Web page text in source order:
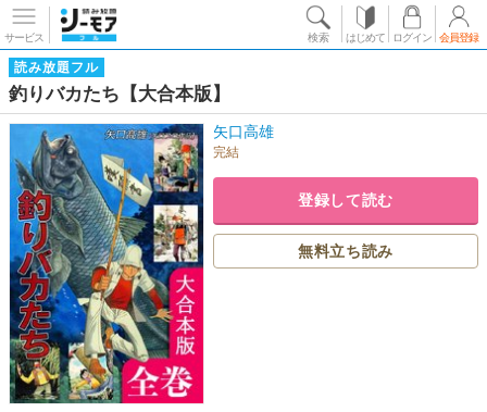
サービス 検索 はじめて ログイン 会員登録
読み放題フル
釣りバカたち【大合本版】
矢口高雄
完結
登録して読む
無料立ち読み